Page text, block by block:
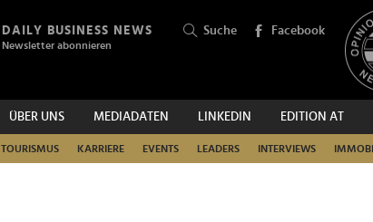
DAILY BUSINESS NEWS
Newsletter abonnieren
Suche Facebook
ÜBER UNS MEDIADATEN LINKEDIN EDITION AT
TOURISMUS KARRIERE EVENTS LEADERS INTERVIEWS
SUCHEN